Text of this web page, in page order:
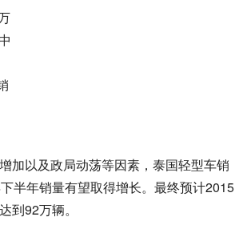
以及政局动荡等因素，泰国轻型车销
半年销量有望取得增长。最终预计2015
92万辆。